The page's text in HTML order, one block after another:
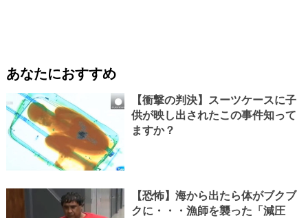
あなたにおすすめ
【衝撃の判決】スーツケースに子
供が映し出されたこの事件知って
ますか？
【恐怖】海から出たら体がブクブ
クに・・・漁師を襲った「減圧